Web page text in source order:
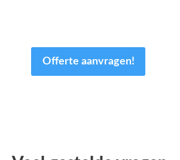
Offerte aanvragen!